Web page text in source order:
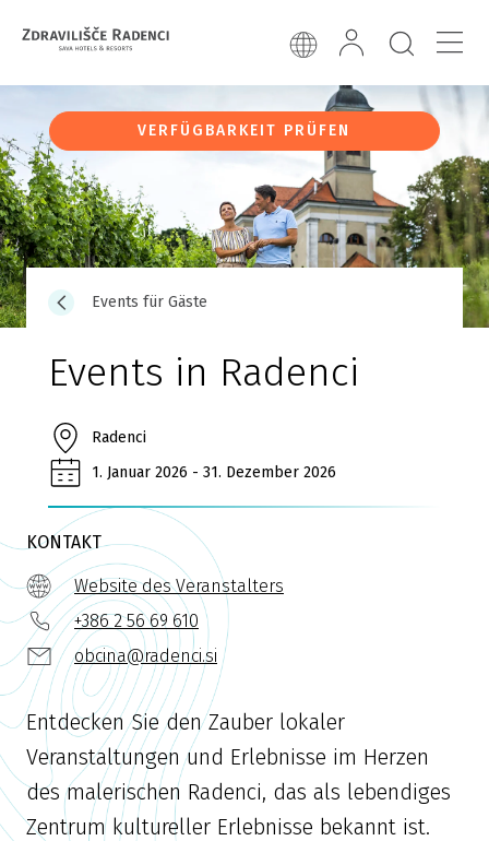
VERFÜGBARKEIT PRÜFEN
Events für Gäste
Events in Radenci
Radenci
1. Januar 2026 - 31. Dezember 2026
KONTAKT
Website des Veranstalters
+386 2 56 69 610
obcina@radenci.si
Entdecken Sie den Zauber lokaler
Veranstaltungen und Erlebnisse im Herzen
des malerischen Radenci, das als lebendiges
Zentrum kultureller Erlebnisse bekannt ist.